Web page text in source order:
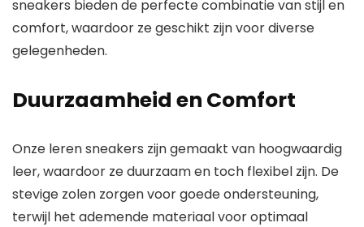
sneakers bieden de perfecte combinatie van stijl en
comfort, waardoor ze geschikt zijn voor diverse
gelegenheden.
Duurzaamheid en Comfort
Onze leren sneakers zijn gemaakt van hoogwaardig
leer, waardoor ze duurzaam en toch flexibel zijn. De
stevige zolen zorgen voor goede ondersteuning,
terwijl het ademende materiaal voor optimaal